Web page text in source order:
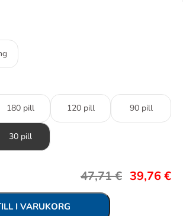
180 pill 120 pill 90 pill
30 pill
47,71€ 39,76€
I VARUKORG